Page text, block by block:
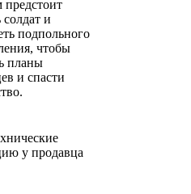
предстоит
солдат и
подпольного
чтобы
планы
и спасти
у продавца